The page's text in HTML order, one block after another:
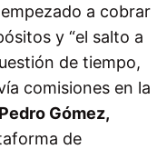
a cobrar
y “el salto a
de tiempo,
comisiones en la
Pedro Gómez,
de